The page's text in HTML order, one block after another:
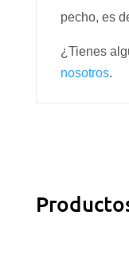
pecho, es
¿Tienes
nosotros.